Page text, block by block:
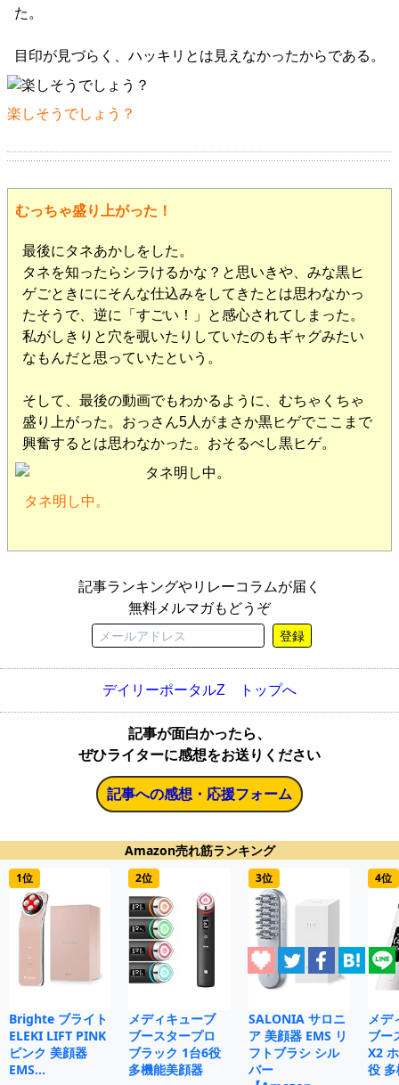
た。
目印が見づらく、ハッキリとは見えなかったからである。
楽しそうでしょう？
むっちゃ盛り上がった！
最後にタネあかしをした。
タネを知ったらシラけるかな？と思いきや、みな黒ヒ
ゲごときににそんな仕込みをしてきたとは思わなかっ
たそうで、逆に「すごい！」と感心されてしまった。
私がしきりと穴を覗いたりしていたのもギャグみたい
なもんだと思っていたという。
そして、最後の動画でもわかるように、むちゃくちゃ
盛り上がった。おっさん5人がまさか黒ヒゲでここまで
興奮するとは思わなかった。おそるべし黒ヒゲ。
タネ明し中。
記事ランキングやリレーコラムが届く
無料メルマガもどうぞ
登録
デイリーポータルZ トップへ
記事が面白かったら、
ぜひライターに感想をお送りください
記事への感想・応援フォーム
Amazon売れ筋ランキング
1位
Brighte ブライト
ELEKI LIFT PINK
ピンク 美顔器
EMS…
2位
メディキューブ
ブースタープロ
ブラック 1台6役
多機能美顔器
3位
SALONIA サロニ
ア 美顔器 EMS リ
フトブラシ シル
バー
4位
メデ
ブー
X2
役